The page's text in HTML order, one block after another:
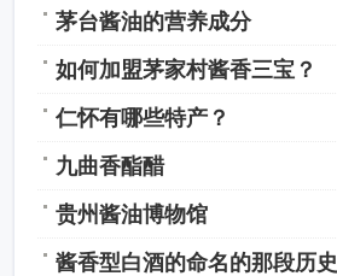
茅台酱油的营养成分
如何加盟茅家村酱香三宝？
仁怀有哪些特产？
九曲香酯醋
贵州酱油博物馆
酱香型白酒的命名的那段历史